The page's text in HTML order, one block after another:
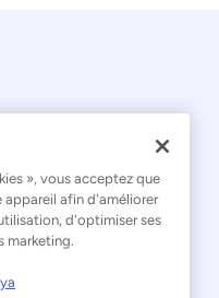
réservés.
moderne
», vous acceptez que
appareil afin d'améliorer
d'optimiser ses